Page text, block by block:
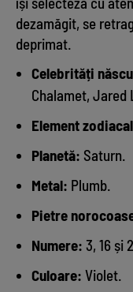
dezamăgit, se
deprimat.
Celebrități
Chalamet, Jared
Element
Planetă: Saturn.
Metal: Plumb.
Pietre
Numere: 3, 16 și
Culoare: Violet.